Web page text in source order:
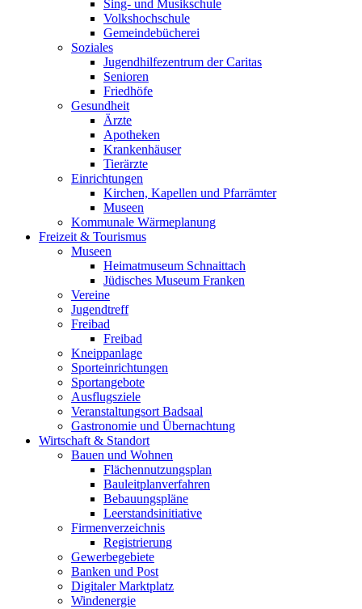
Sing- und Musikschule
Volkshochschule
Gemeindebücherei
Soziales
Jugendhilfezentrum der Caritas
Senioren
Friedhöfe
Gesundheit
Ärzte
Apotheken
Krankenhäuser
Tierärzte
Einrichtungen
Kirchen, Kapellen und Pfarrämter
Museen
Kommunale Wärmeplanung
Freizeit & Tourismus
Museen
Heimatmuseum Schnaittach
Jüdisches Museum Franken
Vereine
Jugendtreff
Freibad
Freibad
Kneippanlage
Sporteinrichtungen
Sportangebote
Ausflugsziele
Veranstaltungsort Badsaal
Gastronomie und Übernachtung
Wirtschaft & Standort
Bauen und Wohnen
Flächennutzungsplan
Bauleitplanverfahren
Bebauungspläne
Leerstandsinitiative
Firmenverzeichnis
Registrierung
Gewerbegebiete
Banken und Post
Digitaler Marktplatz
Windenergie